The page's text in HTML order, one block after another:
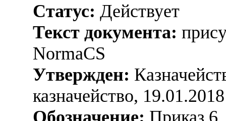
Статус: Действует
Текст документа:
NormaCS
Утвержден:
казначейство, 19.01.2018
Обозначение: Приказ 6